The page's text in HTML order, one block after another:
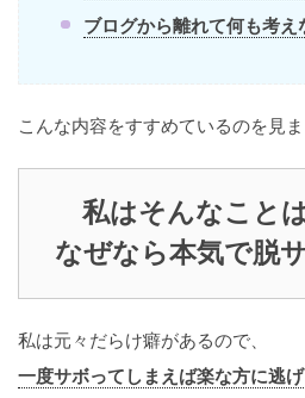
ブログから離れて何も考え
こんな内容をすすめているのを見ま
私はそんなこと
なぜなら本気で脱
私は元々だらけ癖があるので、
一度サボってしまえば楽な方に逃げ